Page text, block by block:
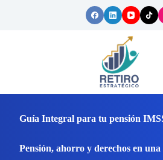
Guía Integral para tu pensión
Pensión, ahorro y derechos en una